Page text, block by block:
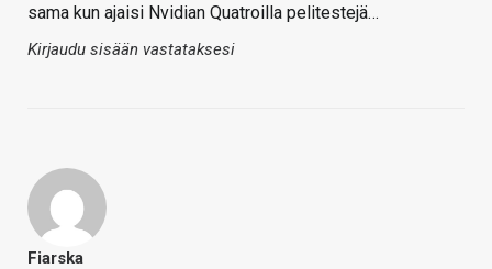
sama kun ajaisi Nvidian Quatroilla pelitestejä…
Kirjaudu sisään vastataksesi
Fiarska